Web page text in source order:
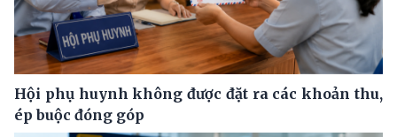
Hội phụ huynh không được đặt ra các khoản thu,
ép buộc đóng góp